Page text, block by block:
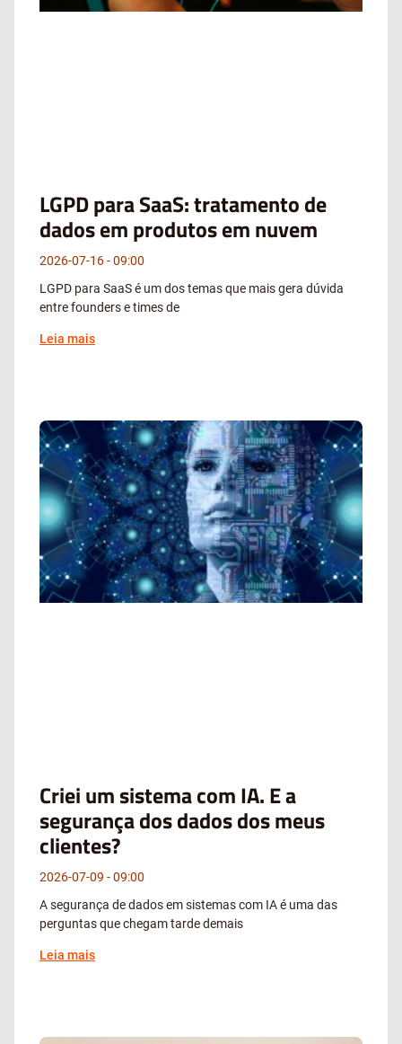
LGPD para SaaS: tratamento de
dados em produtos em nuvem
2026-07-16
09:00
LGPD para SaaS é um dos temas que mais gera dúvida
entre founders e times de
Leia mais
Criei um sistema com IA. E a
segurança dos dados dos meus
clientes?
2026-07-09
09:00
A segurança de dados em sistemas com IA é uma das
perguntas que chegam tarde demais
Leia mais